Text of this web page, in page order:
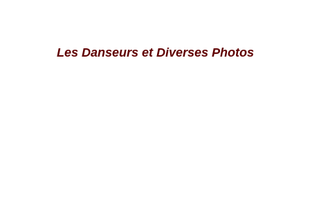
Les Danseurs et Diverses Photos